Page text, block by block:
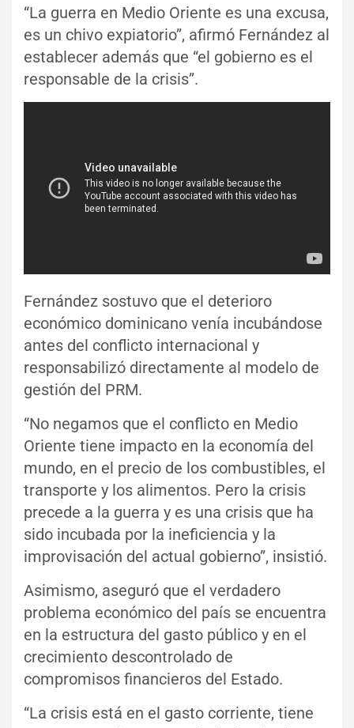
“La guerra en Medio Oriente es una excusa,
es un chivo expiatorio”, afirmó Fernández al
establecer además que “el gobierno es el
responsable de la crisis”.
Fernández sostuvo que el deterioro
económico dominicano venía incubándose
antes del conflicto internacional y
responsabilizó directamente al modelo de
gestión del PRM.
“No negamos que el conflicto en Medio
Oriente tiene impacto en la economía del
mundo, en el precio de los combustibles, el
transporte y los alimentos. Pero la crisis
precede a la guerra y es una crisis que ha
sido incubada por la ineficiencia y la
improvisación del actual gobierno”, insistió.
Asimismo, aseguró que el verdadero
problema económico del país se encuentra
en la estructura del gasto público y en el
crecimiento descontrolado de
compromisos financieros del Estado.
“La crisis está en el gasto corriente, tiene